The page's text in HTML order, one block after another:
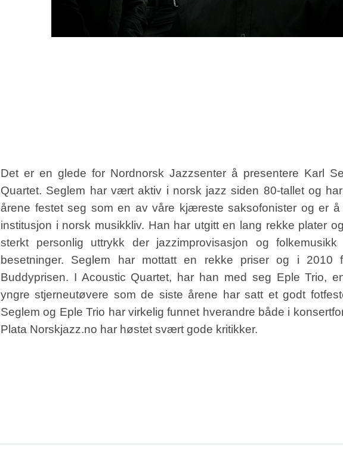
Det er en glede for Nordnorsk Jazzsenter å presentere Karl
Quartet. Seglem har vært aktiv i norsk jazz siden 80-tallet og
årene festet seg som en av våre kjæreste saksofonister og er
institusjon i norsk musikkliv. Han har utgitt en lang rekke plater
sterkt personlig uttrykk der jazzimprovisasjon og
besetninger. Seglem har mottatt en rekke priser og i 2010
Buddyprisen. I Acoustic Quartet, har han med seg Eple Trio,
yngre stjerneutøvere som de siste årene har satt et godt
Seglem og Eple Trio har virkelig funnet hverandre både i
Plata Norskjazz.no har høstet svært gode kritikker.